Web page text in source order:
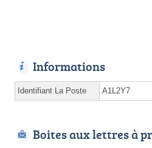
Informations
Identifiant La Poste A1L2Y7
Boites aux lettres à